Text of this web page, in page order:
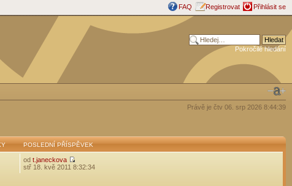
FAQ Registrovat Přihlásit se
Pokročilé hledání
Právě je čtv 06. srp 2026 8:44:39
POSLEDNÍ PŘÍSPĚVEK
od t.janeckova
stř 18. kvě 2011 8:32:34